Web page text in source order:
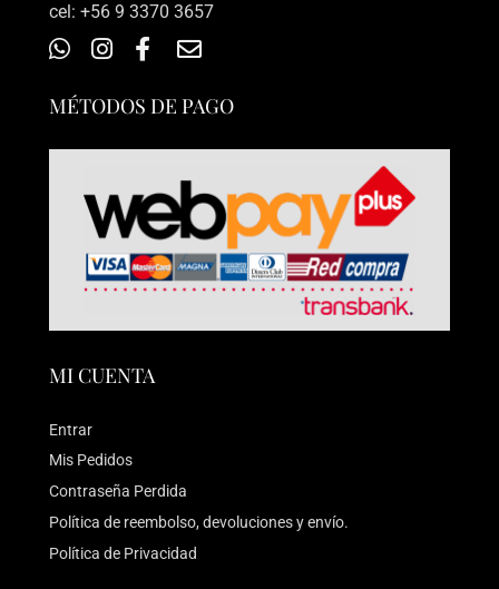
‎cel: +56 9 3370 3657
MÉTODOS DE PAGO
MI CUENTA
Entrar
Mis Pedidos
Contraseña Perdida
Política de reembolso, devoluciones y envío.
Política de Privacidad